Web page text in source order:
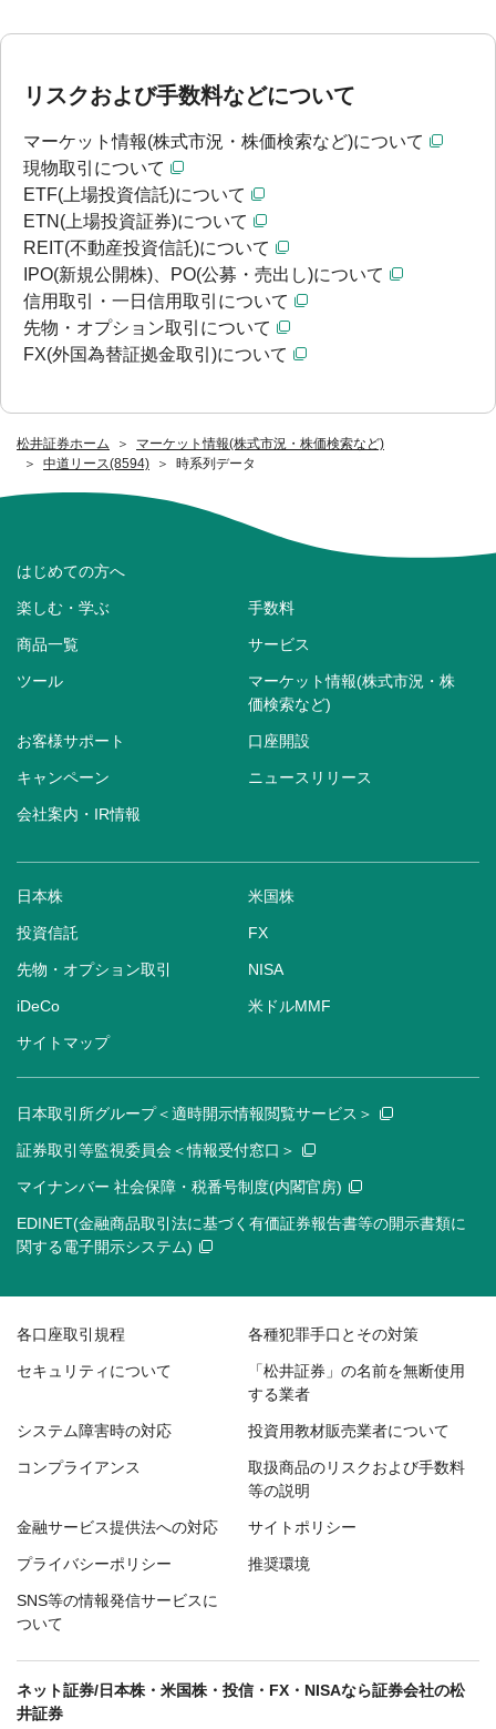
松井証券ホーム
マーケット情報(株式市況・株価検索など)
中道リース(8594)
時系列データ
リスクおよび手数料などについて
マーケット情報(株式市況・株価検索など)について
現物取引について
ETF(上場投資信託)について
ETN(上場投資証券)について
REIT(不動産投資信託)について
IPO(新規公開株)、PO(公募・売出し)について
信用取引・一日信用取引について
先物・オプション取引について
FX(外国為替証拠金取引)について
はじめての方へ
楽しむ・学ぶ 手数料
商品一覧 サービス
ツール
マーケット情報(株式市況・株
価検索など)
お客様サポート 口座開設
キャンペーン ニュースリリース
会社案内・IR情報
日本株 米国株
投資信託 FX
先物・オプション取引 NISA
iDeCo 米ドルMMF
サイトマップ
日本取引所グループ＜適時開示情報閲覧サービス＞
証券取引等監視委員会＜情報受付窓口＞
マイナンバー 社会保障・税番号制度(内閣官房)
EDINET(金融商品取引法に基づく有価証券報告書等の開示書類に
関する電子開示システム)
各口座取引規程 各種犯罪手口とその対策
セキュリティについて
「松井証券」の名前を無断使用
する業者
システム障害時の対応 投資用教材販売業者について
コンプライアンス
取扱商品のリスクおよび手数料
等の説明
金融サービス提供法への対応 サイトポリシー
プライバシーポリシー 推奨環境
SNS等の情報発信サービスに
ついて
ネット証券/日本株・米国株・投信・FX・NISAなら証券会社の松
井証券